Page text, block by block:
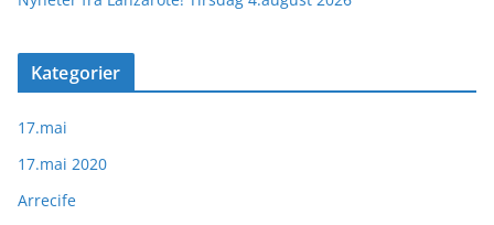
Kategorier
17.mai
17.mai 2020
Arrecife